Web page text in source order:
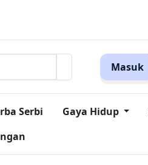
Masuk
Serbi Gaya Hidup